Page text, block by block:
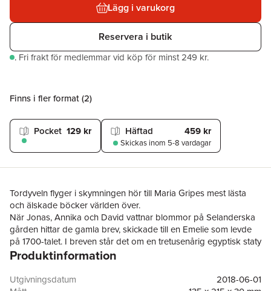
Lägg i varukorg
Reservera i butik
. Fri frakt för medlemmar vid köp för minst 249 kr.
Finns i fler format (2)
Pocket 129 kr Häftad 459 kr
Skickas inom 5-8 vardagar
Tordyveln flyger i skymningen hör till Maria Gripes mest lästa
och älskade böcker världen över.
När Jonas, Annika och David vattnar blommor på Selanderska
gården hittar de gamla brev, skickade till en Emelie som levde
på 1700-talet. I breven står det om en tretusenårig egyptisk staty
i Ringaryd, där de bor. Finns den kvar, och i så fall var? Från en
närmare statyn. Andra märkliga saker sker, som att de blir
Produktinformation
Utgivningsdatum
2018-06-01